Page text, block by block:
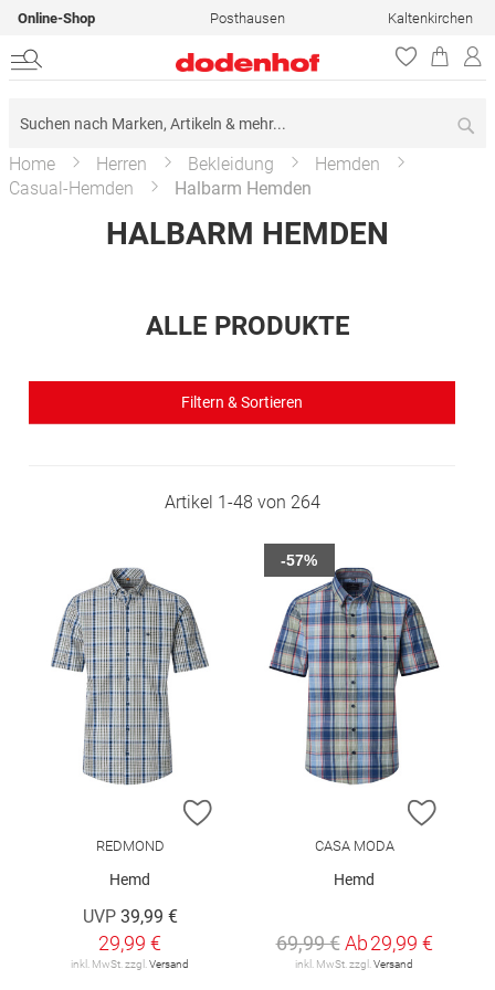
Online-Shop Posthausen Kaltenkirchen
Home Herren Bekleidung
Hemden
Casual-Hemden
Halbarm Hemden
HALBARM HEMDEN
ALLE PRODUKTE
Filtern & Sortieren
Artikel 1-48 von 264
ZUR WUNSCHLISTE HINZUFÜGEN
REDMOND
Hemd
UVP 39,99 €
29,99 €
inkl. MwSt. zzgl. Versand
ZUR
CASA MODA
Hemd
69,99 € Ab29,99 €
inkl. MwSt. zzgl. Versand
-57%